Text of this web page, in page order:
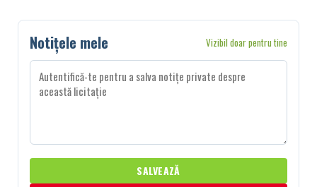
Notițele mele Vizibil doar pentru tine
SALVEAZĂ